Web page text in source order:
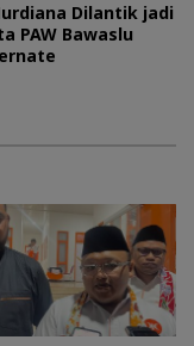
Dilantik jadi
PAW Bawaslu